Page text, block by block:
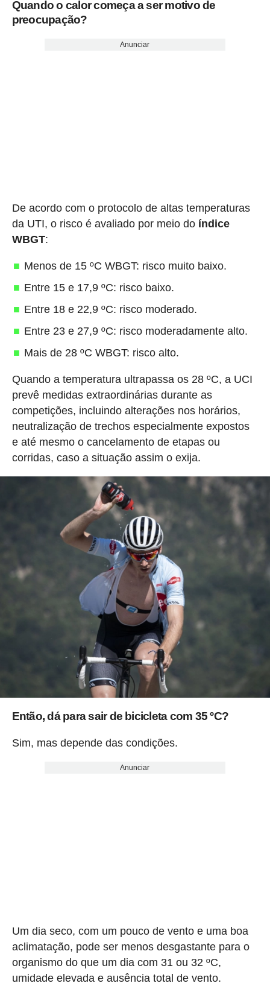
Quando o calor começa a ser motivo de
preocupação?
Anunciar
De acordo com o protocolo de altas temperaturas
da UTI, o risco é avaliado por meio do índice
WBGT:
Menos de 15 ºC WBGT: risco muito baixo.
Entre 15 e 17,9 ºC: risco baixo.
Entre 18 e 22,9 ºC: risco moderado.
Entre 23 e 27,9 ºC: risco moderadamente alto.
Mais de 28 ºC WBGT: risco alto.
Quando a temperatura ultrapassa os 28 ºC, a UCI
prevê medidas extraordinárias durante as
competições, incluindo alterações nos horários,
neutralização de trechos especialmente expostos
e até mesmo o cancelamento de etapas ou
corridas, caso a situação assim o exija.
Então, dá para sair de bicicleta com 35 ºC?
Sim, mas depende das condições.
Anunciar
Um dia seco, com um pouco de vento e uma boa
aclimatação, pode ser menos desgastante para o
organismo do que um dia com 31 ou 32 ºC,
umidade elevada e ausência total de vento.